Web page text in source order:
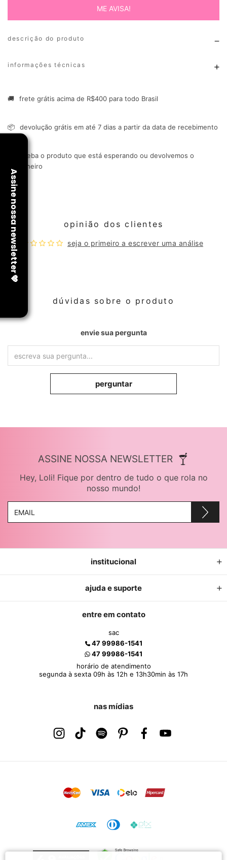
ME AVISA!
descrição do produto
informações técnicas
🚚 frete grátis acima de R$400 para todo Brasil
📦 devolução grátis em até 7 dias a partir da data de recebimento
receba o produto que está esperando ou devolvemos o
dinheiro
opinião dos clientes
seja o primeiro a escrever uma análise
dúvidas sobre o produto
envie sua pergunta
perguntar
ASSINE NOSSA NEWSLETTER
Hey, Loli! Fique por dentro de tudo o que rola no
nosso mundo!
institucional
ajuda e suporte
entre em contato
sac
47 99986-1541
47 99986-1541
horário de atendimento
segunda à sexta 09h às 12h e 13h30min às 17h
nas mídias